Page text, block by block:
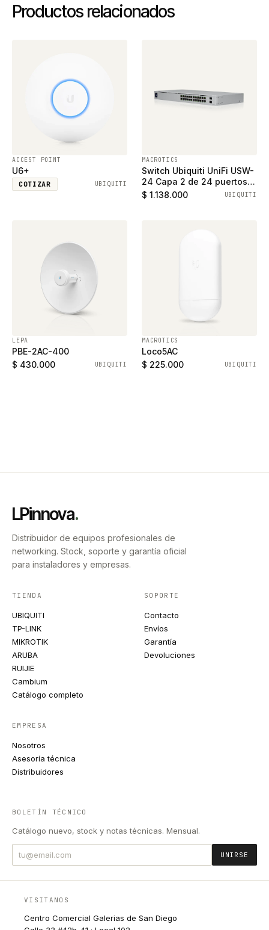
Productos relacionados
ACCEST POINT
U6+
COTIZAR UBIQUITI
MACROTICS
Switch Ubiquiti UniFi USW-
24 Capa 2 de 24 puertos
ethernet gigabit y 2
$ 1.138.000 UBIQUITI
LEPA
PBE-2AC-400
$ 430.000
UBIQUITI
MACROTICS
Loco5AC
$ 225.000
UBIQUITI
LPinnova.
Distribuidor de equipos profesionales de
networking. Stock, soporte y garantía oficial
para instaladores y empresas.
TIENDA
UBIQUITI
TP-LINK
MIKROTIK
ARUBA
RUIJIE
Cambium
Catálogo completo
SOPORTE
Contacto
Envíos
Garantía
Devoluciones
EMPRESA
Nosotros
Asesoría técnica
Distribuidores
BOLETÍN TÉCNICO
Catálogo nuevo, stock y notas técnicas. Mensual.
UNIRSE
VISITANOS
Centro Comercial Galerias de San Diego